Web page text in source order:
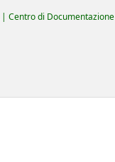
| Centro di